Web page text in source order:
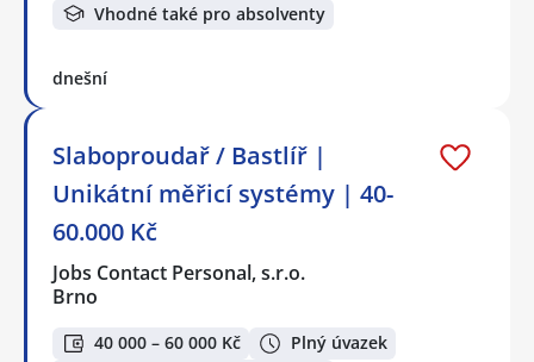
Vhodné také pro absolventy
dnešní
Slaboproudař / Bastlíř |
Unikátní měřicí systémy | 40-
60.000 Kč
Jobs Contact Personal, s.r.o.
Brno
40 000 – 60 000 Kč
Plný úvazek